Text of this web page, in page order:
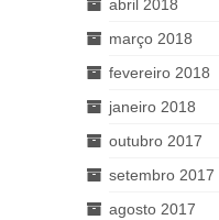
abril 2018
março 2018
fevereiro 2018
janeiro 2018
outubro 2017
setembro 2017
agosto 2017